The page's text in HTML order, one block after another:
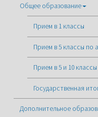
Общее образование
Прием в 1 классы
Прием в 5 классы по
Прием в 5 и 10 классы
Государственная
Дополнительное